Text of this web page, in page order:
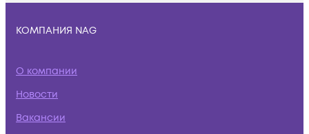
КОМПАНИЯ NAG
О компании
Новости
Вакансии